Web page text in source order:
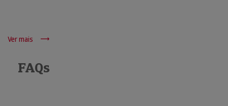
Ver mais
FAQs